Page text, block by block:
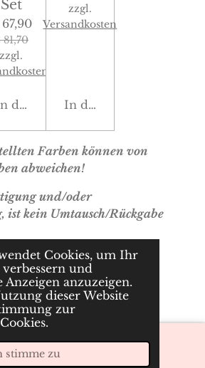
Cookies, um Ihr
und
Anzeigen anzuzeigen.
dieser Website
zur
stimme zu
Set
81,70
zzgl.
den Warenkorb
zzgl.
Versandkosten
In den Warenkorb
Farben können von
abweichen!
und/oder
ist kein Umtausch/Rückgabe
Webador
Telefon